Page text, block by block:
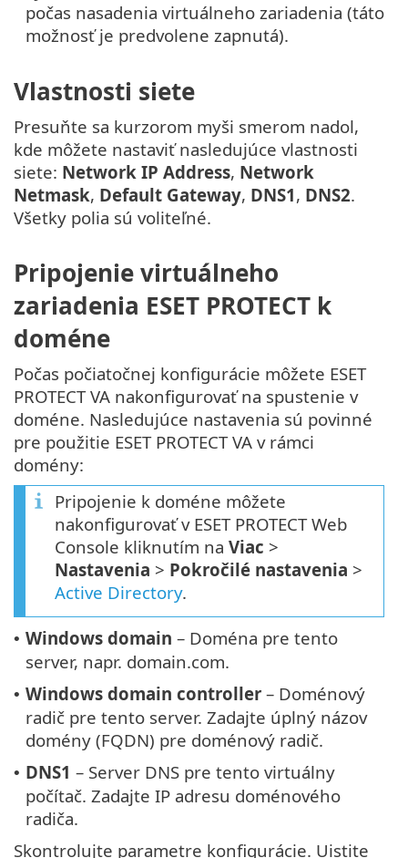
počas nasadenia virtuálneho zariadenia (táto
možnosť je predvolene zapnutá).
Vlastnosti siete
Presuňte sa kurzorom myši smerom nadol,
kde môžete nastaviť nasledujúce vlastnosti
siete: Network IP Address, Network
Netmask, Default Gateway, DNS1, DNS2.
Všetky polia sú voliteľné.
Pripojenie virtuálneho
zariadenia ESET PROTECT k
doméne
Počas počiatočnej konfigurácie môžete ESET
PROTECT VA nakonfigurovať na spustenie v
doméne. Nasledujúce nastavenia sú povinné
pre použitie ESET PROTECT VA v rámci
domény:
Pripojenie k doméne môžete
nakonfigurovať v ESET PROTECT Web
Console kliknutím na Viac >
Nastavenia > Pokročilé nastavenia >
Active Directory.
• Windows domain – Doména pre tento
server, napr. domain.com.
• Windows domain controller – Doménový
radič pre tento server. Zadajte úplný názov
domény (FQDN) pre doménový radič.
• DNS1 – Server DNS pre tento virtuálny
počítač. Zadajte IP adresu doménového
radiča.
Skontrolujte parametre konfigurácie. Uistite